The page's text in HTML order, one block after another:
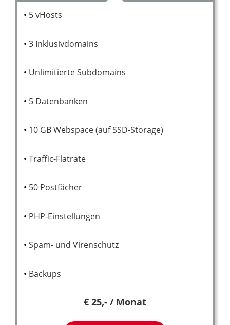
5 vHosts
3 Inklusivdomains
Unlimitierte Subdomains
5 Datenbanken
10 GB Webspace (auf SSD-Storage)
Traffic-Flatrate
50 Postfächer
PHP-Einstellungen
Spam- und Virenschutz
Backups
€ 25,- / Monat